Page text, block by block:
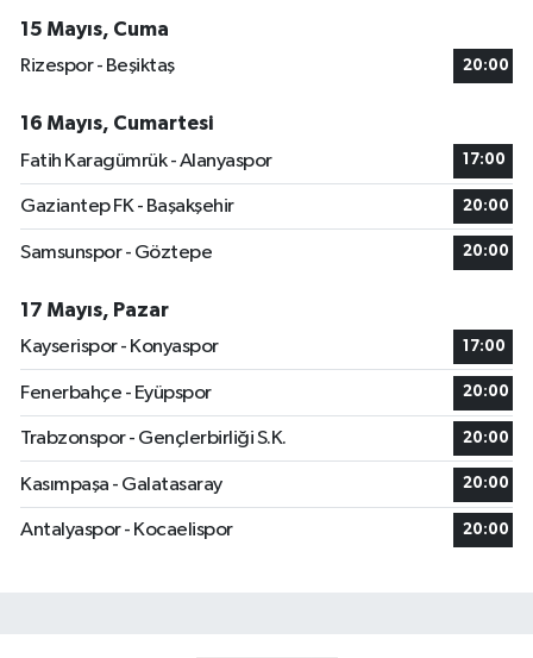
15 Mayıs, Cuma
Rizespor - Beşiktaş
20:00
16 Mayıs, Cumartesi
Fatih Karagümrük - Alanyaspor
17:00
Gaziantep FK - Başakşehir 20:00
Samsunspor - Göztepe 20:00
17 Mayıs, Pazar
Kayserispor - Konyaspor
17:00
Fenerbahçe - Eyüpspor 20:00
Trabzonspor - Gençlerbirliği S.K. 20:00
Kasımpaşa - Galatasaray 20:00
Antalyaspor - Kocaelispor 20:00